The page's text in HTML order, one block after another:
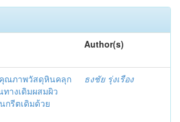
Author(s)
ณภาพวัสดุหินคลุก
างเดิมผสมผิว
กรีตเดิมด้วย
ธงชัย รุ่งเรือง